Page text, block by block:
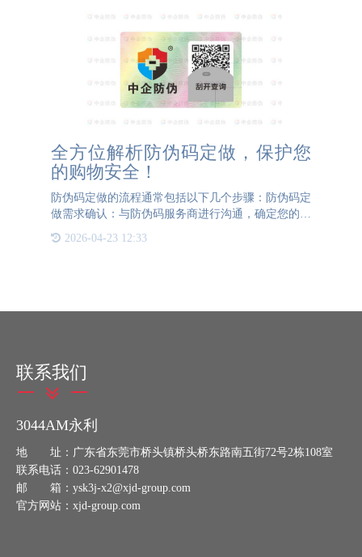
全方位解析防伪码定做，保护您
的购物安全！
防伪码定做的流程通常包括以下几个步骤：防伪码定
做需求确认：与防伪码服务商进行沟通，确定您的具
定做设计与定制：根据您的需求，防伪服务商会进行
2026-04-23 12:33
联系我们
3044AM永利
地 址：广东省东莞市桥头镇桥头桥东路南五街72号2栋108室
联系电话：023-62901478
邮 箱：ysk3j-x2@xjd-group.com
官方网站：xjd-group.com